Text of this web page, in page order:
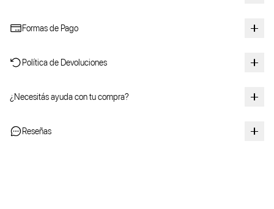
Formas de Pago
Política de Devoluciones
¿Necesitás ayuda con tu compra?
Reseñas